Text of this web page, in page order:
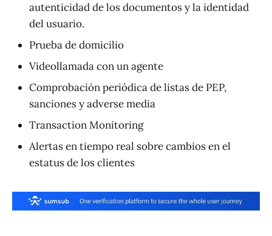
autenticidad de los documentos y la identidad
del usuario.
Prueba de domicilio
Videollamada con un agente
Comprobación periódica de listas de PEP,
sanciones y adverse media
Transaction Monitoring
Alertas en tiempo real sobre cambios en el
estatus de los clientes